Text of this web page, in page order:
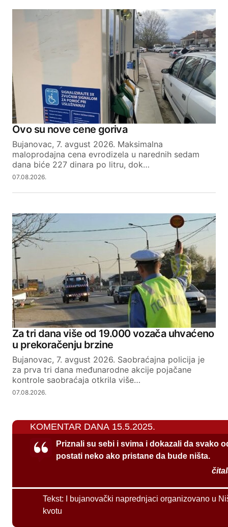
Ovo su nove cene goriva
Bujanovac, 7. avgust 2026. Maksimalna
maloprodajna cena evrodizela u narednih sedam
dana biće 227 dinara po litru, dok…
07.08.2026.
Za tri dana više od 19.000 vozača uhvaćeno
u prekoračenju brzine
Bujanovac, 7. avgust 2026. Saobraćajna policija je
za prva tri dana međunarodne akcije pojačane
kontrole saobraćaja otkrila više…
07.08.2026.
KOMENTAR DANA 15.5.2025.
Priznali su sebi i svima i dokazali da svako
postati neko ako pristane da bude ništa.
Tekst:
I bujanovački naprednjaci organizovano u
kvotu